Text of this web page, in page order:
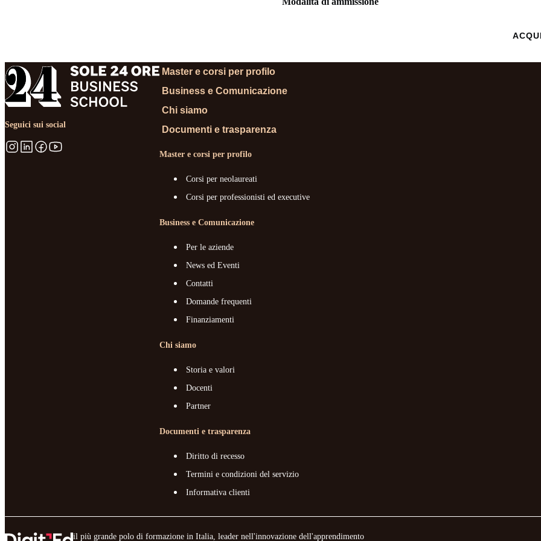
Seguici sui social
Master e corsi per profilo
Business e Comunicazione
Chi siamo
Documenti e trasparenza
Master e corsi per profilo
Corsi per neolaureati
Corsi per professionisti ed executive
Business e Comunicazione
Per le aziende
News ed Eventi
Contatti
Domande frequenti
Finanziamenti
Chi siamo
Storia e valori
Docenti
Partner
Documenti e trasparenza
Diritto di recesso
Termini e condizioni del servizio
Informativa clienti
il più grande polo di formazione in Italia, leader nell'innovazione dell'apprendimento